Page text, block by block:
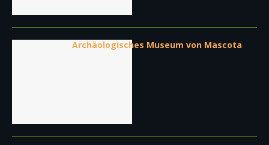
Archäologisches Museum von Mascota